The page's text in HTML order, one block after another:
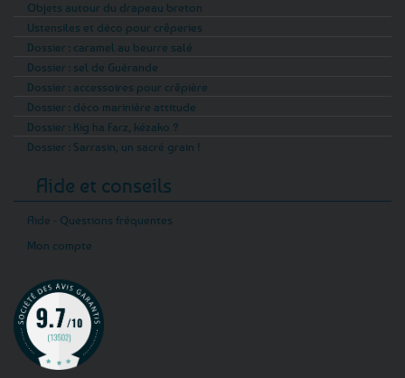
Objets autour du drapeau breton
Ustensiles et déco pour crêperies
Dossier : caramel au beurre salé
Dossier : sel de Guérande
Dossier : accessoires pour crêpière
Dossier : déco marinière attitude
Dossier : Kig ha Farz, kézako ?
Dossier : Sarrasin, un sacré grain !
Aide et conseils
Aide - Questions fréquentes
Mon compte